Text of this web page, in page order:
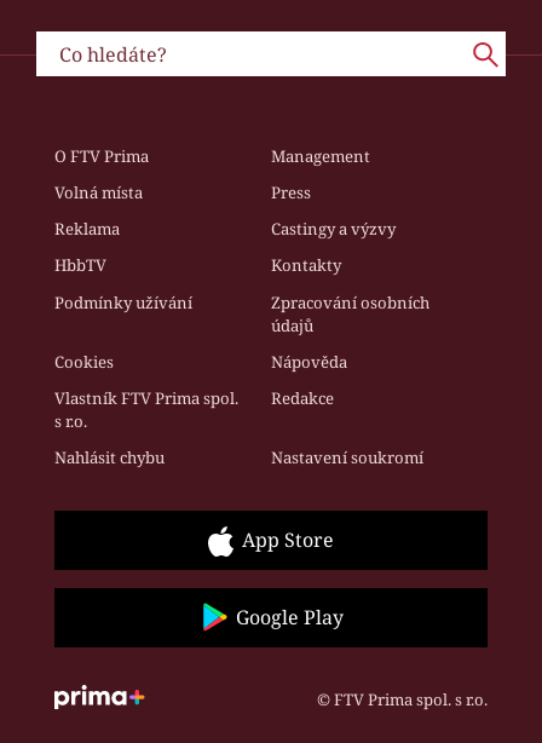
O FTV Prima
Management
Volná místa
Press
Reklama
Castingy a výzvy
HbbTV
Kontakty
Podmínky užívání
Zpracování osobních
údajů
Cookies
Nápověda
Vlastník FTV Prima spol.
s r.o.
Redakce
Nahlásit chybu Nastavení soukromí
App Store
Google Play
© FTV Prima spol. s r.o.